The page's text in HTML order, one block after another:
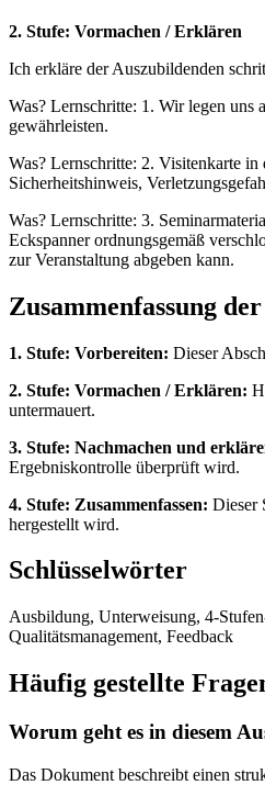
2. Stufe: Vormachen / Erklären
Ich erkläre der Auszubildenden
Was? Lernschritte: 1. Wir legen uns
gewährleisten.
Was? Lernschritte: 2. Visitenkarte
Sicherheitshinweis,
Was? Lernschritte: 3.
Eckspanner ordnungsgemäß
zur Veranstaltung abgeben kann.
Zusammenfassung
1. Stufe: Vorbereiten: Dieser
2. Stufe: Vormachen / Erklären:
untermauert.
3. Stufe: Nachmachen und
Ergebniskontrolle überprüft wird.
4. Stufe: Zusammenfassen: Dieser
hergestellt wird.
Schlüsselwörter
Ausbildung, Unterweisung, 4-
Qualitätsmanagement, Feedback
Häufig gestellte
Worum geht es in diesem
Das Dokument beschreibt einen